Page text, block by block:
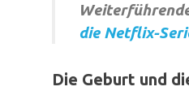
die Netflix-
Die Geburt und